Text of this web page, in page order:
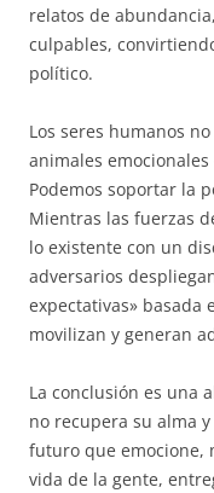
relatos de
culpables,
político.
Los seres humanos
animales
Podemos soportar la
Mientras las fuerzas
lo existente con un
adversarios
expectativas» basada
movilizan y generan
La conclusión es una
no recupera su alma
futuro que emocione,
vida de la gente,